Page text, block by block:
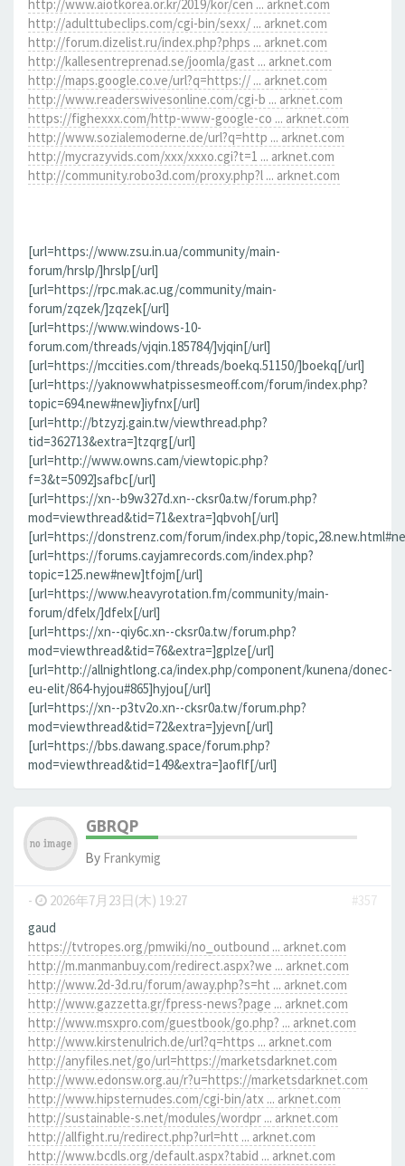
http://www.aiotkorea.or.kr/2019/kor/cen ... arknet.com
http://adulttubeclips.com/cgi-bin/sexx/ ... arknet.com
http://forum.dizelist.ru/index.php?phps ... arknet.com
http://kallesentreprenad.se/joomla/gast ... arknet.com
http://maps.google.co.ve/url?q=https:// ... arknet.com
http://www.readerswivesonline.com/cgi-b ... arknet.com
https://fighexxx.com/http-www-google-co ... arknet.com
http://www.sozialemoderne.de/url?q=http ... arknet.com
http://mycrazyvids.com/xxx/xxxo.cgi?t=1 ... arknet.com
http://community.robo3d.com/proxy.php?l ... arknet.com
[url=https://www.zsu.in.ua/community/main-
forum/hrslp/]hrslp[/url]
[url=https://rpc.mak.ac.ug/community/main-
forum/zqzek/]zqzek[/url]
[url=https://www.windows-10-
forum.com/threads/vjqin.185784/]vjqin[/url]
[url=https://mccities.com/threads/boekq.51150/]boekq[/url]
[url=https://yaknowwhatpissesmeoff.com/forum/index.php?
topic=694.new#new]iyfnx[/url]
[url=http://btzyzj.gain.tw/viewthread.php?
tid=362713&extra=]tzqrg[/url]
[url=http://www.owns.cam/viewtopic.php?
f=3&t=5092]safbc[/url]
[url=https://xn--b9w327d.xn--cksr0a.tw/forum.php?
mod=viewthread&tid=71&extra=]qbvoh[/url]
[url=https://donstrenz.com/forum/index.php/
[url=https://forums.cayjamrecords.com/index.php?
topic=125.new#new]tfojm[/url]
[url=https://www.heavyrotation.fm/community/main-
forum/dfelx/]dfelx[/url]
[url=https://xn--qiy6c.xn--cksr0a.tw/forum.php?
mod=viewthread&tid=76&extra=]gplze[/url]
[url=http://allnightlong.ca/index.php/component/kunena/donec-
eu-elit/864-hyjou#865]hyjou[/url]
[url=https://xn--p3tv2o.xn--cksr0a.tw/forum.php?
mod=viewthread&tid=72&extra=]yjevn[/url]
[url=https://bbs.dawang.space/forum.php?
mod=viewthread&tid=149&extra=]aoflf[/url]
GBRQP
By Frankymig
- 2026年7月23日(木) 19:27
#357
gaud
https://tvtropes.org/pmwiki/no_outbound ... arknet.com
http://m.manmanbuy.com/redirect.aspx?we ... arknet.com
http://www.2d-3d.ru/forum/away.php?s=ht ... arknet.com
http://www.gazzetta.gr/fpress-news?page ... arknet.com
http://www.msxpro.com/guestbook/go.php? ... arknet.com
http://www.kirstenulrich.de/url?q=https ... arknet.com
http://anyfiles.net/go/url=https://marketsdarknet.com
http://www.edonsw.org.au/r?u=https://marketsdarknet.com
http://www.hipsternudes.com/cgi-bin/atx ... arknet.com
http://sustainable-s.net/modules/wordpr ... arknet.com
http://allfight.ru/redirect.php?url=htt ... arknet.com
http://www.bcdls.org/default.aspx?tabid ... arknet.com